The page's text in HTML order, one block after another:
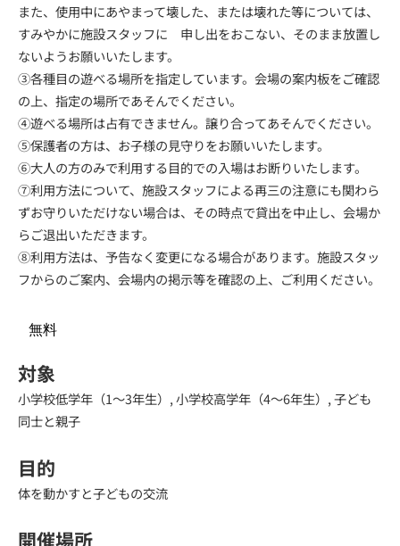
また、使用中にあやまって壊した、または壊れた等については、
すみやかに施設スタッフに 申し出をおこない、そのまま放置し
ないようお願いいたします。
③各種目の遊べる場所を指定しています。会場の案内板をご確認
の上、指定の場所であそんでください。
④遊べる場所は占有できません。譲り合ってあそんでください。
⑤保護者の方は、お子様の見守りをお願いいたします。
⑥大人の方のみで利用する目的での入場はお断りいたします。
⑦利用方法について、施設スタッフによる再三の注意にも関わら
ずお守りいただけない場合は、その時点で貸出を中止し、会場か
らご退出いただきます。
⑧利用方法は、予告なく変更になる場合があります。施設スタッ
フからのご案内、会場内の掲示等を確認の上、ご利用ください。
無料
対象
小学校低学年（1～3年生）, 小学校高学年（4～6年生）, 子ども
同士と親子
目的
体を動かすと子どもの交流
開催場所